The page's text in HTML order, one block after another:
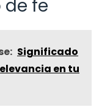
fe
Significado
en tu